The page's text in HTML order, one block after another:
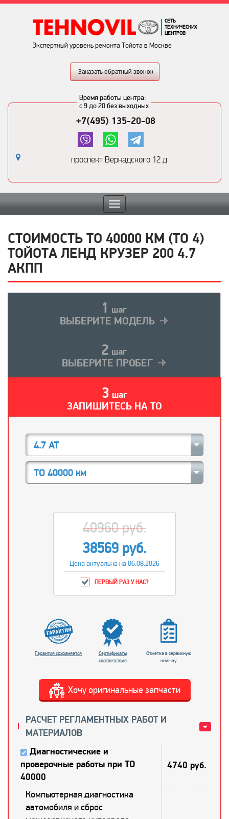
СЕТЬ
ТЕХНИЧЕСКИХ
ЦЕНТРОВ
Экспертный уровень ремонта Тойота в Москве
Заказать обратный звонок
Время работы центра:
с 9 до 20 без выходных
+7(495) 135-20-08
проспект Вернадского 12 д
Toggle
navigation
СТОИМОСТЬ ТО 40000 КМ (ТО 4)
ТОЙОТА ЛЕНД КРУЗЕР 200 4.7
АКПП
1 шаг
ВЫБЕРИТЕ МОДЕЛЬ
2 шаг
ВЫБЕРИТЕ ПРОБЕГ
3 шаг
ЗАПИШИТЕСЬ НА ТО
4.7 AT
ТО 40000 км
40960 руб.
38569 руб.
Цена актуальна на 06.08.2026
ПЕРВЫЙ РАЗ У НАС?
Гарантия сохраняется
Сертификаты
соответствия
Отметка в сервисную
книжку
Хочу оригинальные запчасти
РАСЧЕТ РЕГЛАМЕНТНЫХ РАБОТ И
МАТЕРИАЛОВ
Диагностические и
проверочные работы при ТО
40000
4740 руб.
Компьютерная диагностика
автомобиля и сброс